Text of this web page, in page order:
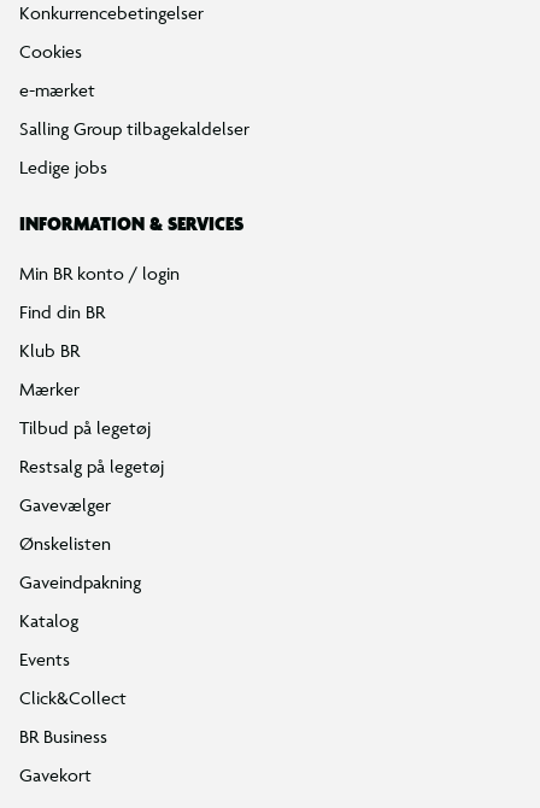
Konkurrencebetingelser
Cookies
e-mærket
Salling Group tilbagekaldelser
Ledige jobs
INFORMATION & SERVICES
Min BR konto / login
Find din BR
Klub BR
Mærker
Tilbud på legetøj
Restsalg på legetøj
Gavevælger
Ønskelisten
Gaveindpakning
Katalog
Events
Click&Collect
BR Business
Gavekort